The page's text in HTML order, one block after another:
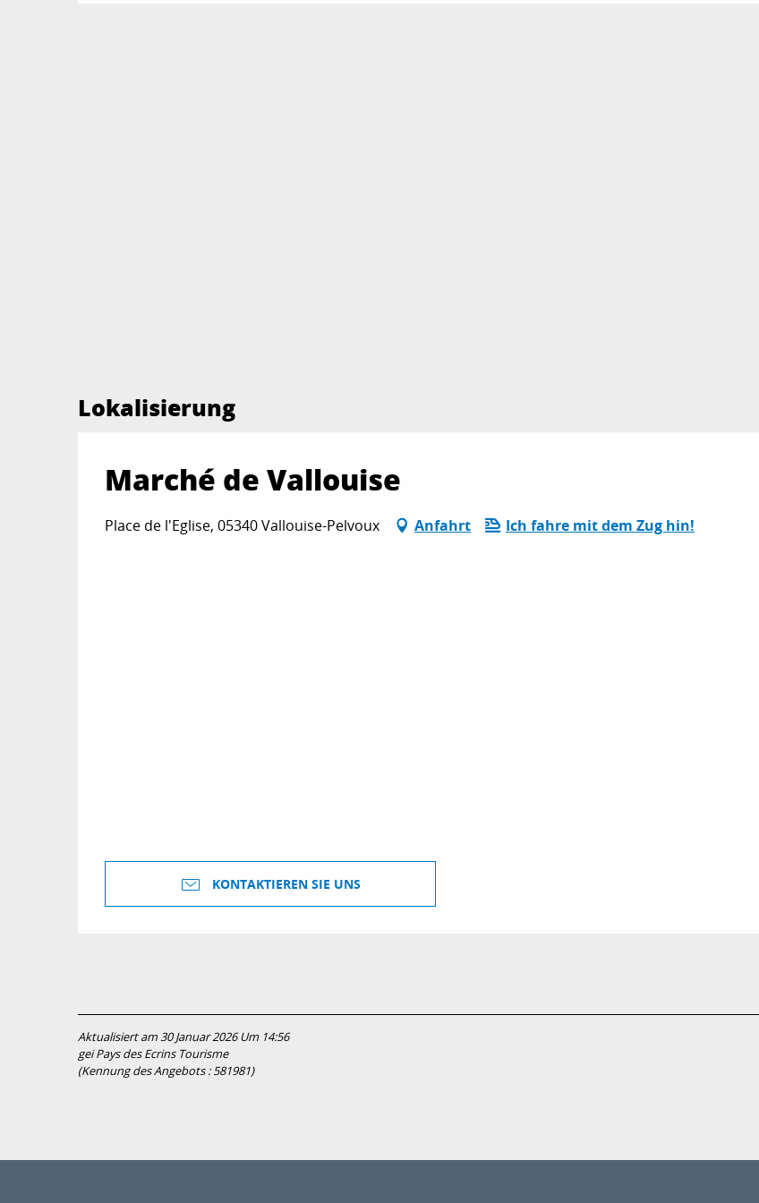
Lokalisierung
Marché de Vallouise
Place de l'Eglise, 05340 Vallouise-Pelvoux Anfahrt Ich fahre mit dem Zug hin!
KONTAKTIEREN SIE UNS
Aktualisiert am 30 Januar 2026 Um 14:56
gei Pays des Ecrins Tourisme
(Kennung des Angebots :581981)